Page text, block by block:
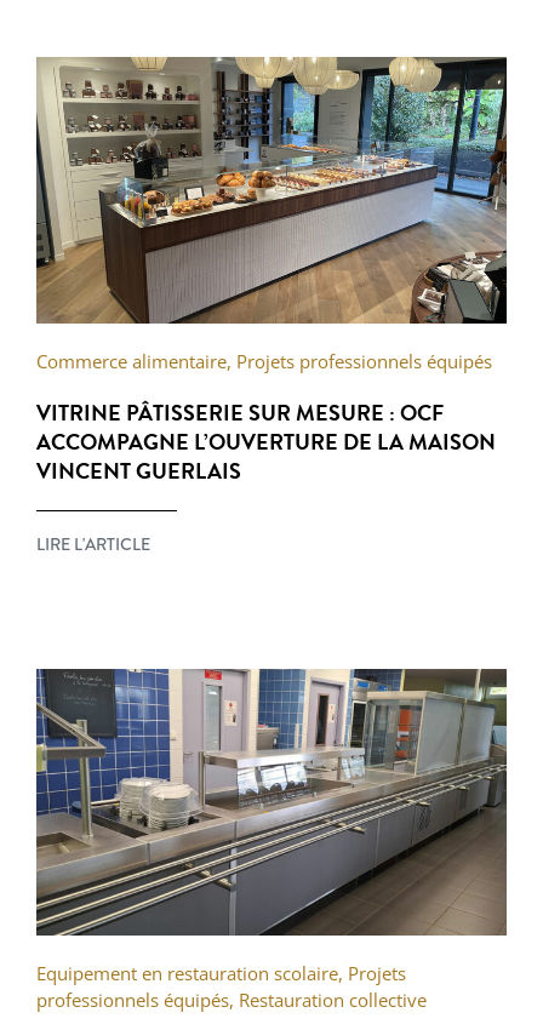
Commerce alimentaire, Projets professionnels équipés
VITRINE PÂTISSERIE SUR MESURE : OCF
ACCOMPAGNE L’OUVERTURE DE LA MAISON
VINCENT GUERLAIS
LIRE L'ARTICLE
Equipement en restauration scolaire, Projets
professionnels équipés, Restauration collective